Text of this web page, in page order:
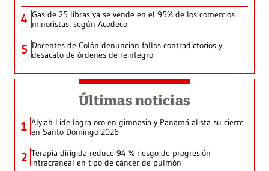
4 Gas de 25 libras ya se vende en el 95% de los comercios
minoristas, según Acodeco
5 Docentes de Colón denuncian fallos contradictorios y
desacato de órdenes de reintegro
Últimas noticias
1 Alyiah Lide logra oro en gimnasia y Panamá alista su cierre
en Santo Domingo 2026
2 Terapia dirigida reduce 94 % riesgo de progresión
intracraneal en tipo de cáncer de pulmón